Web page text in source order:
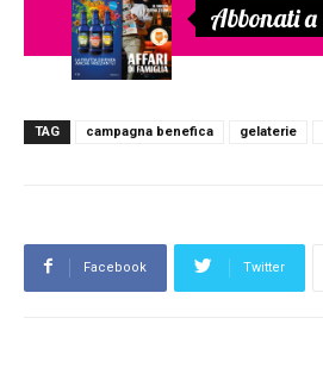
Abbonati
TAG campagna benefica gelaterie
Facebook Twitter